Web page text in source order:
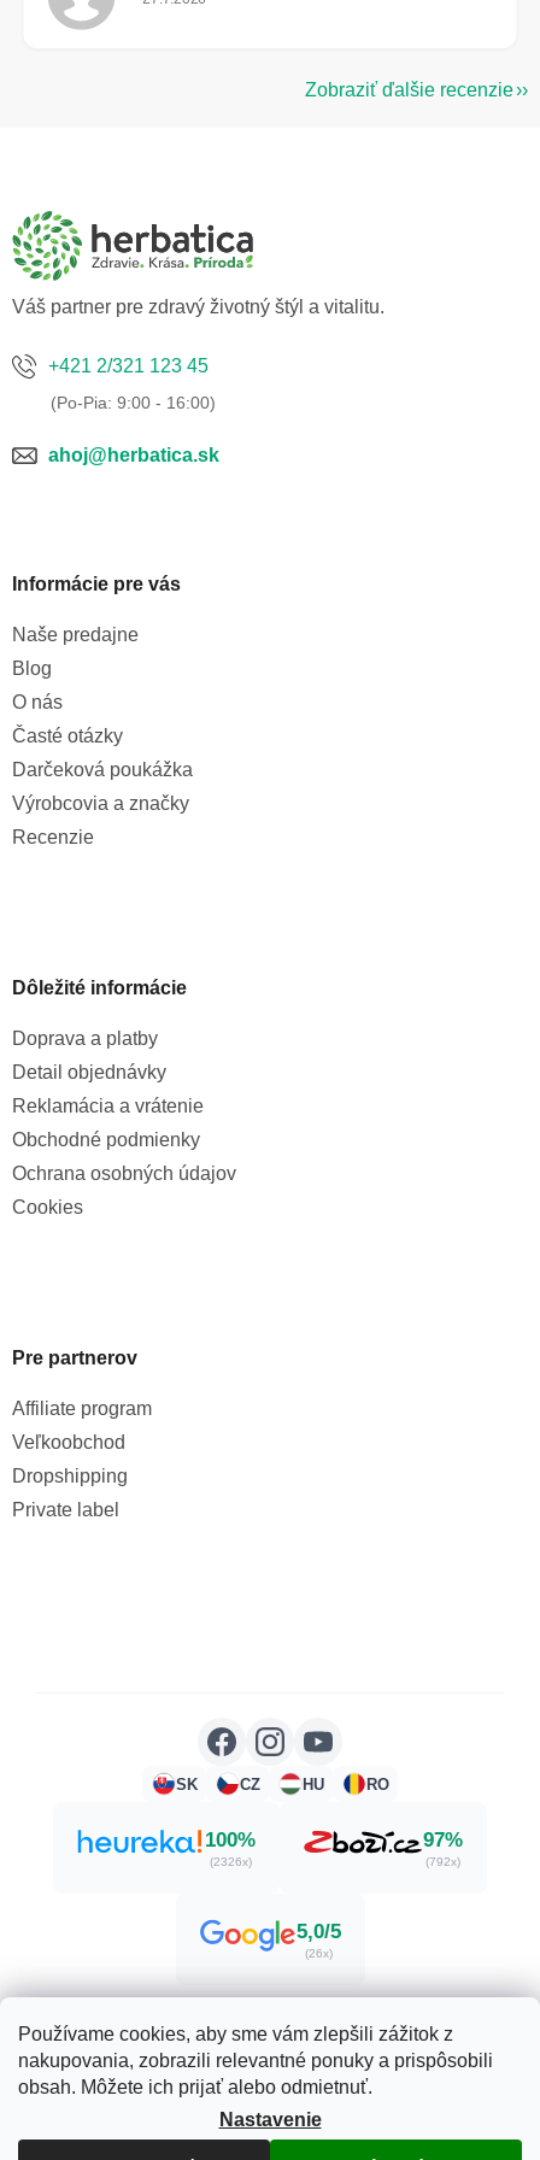
Používame cookies, aby sme vám zlepšili zážitok z
nakupovania, zobrazili relevantné ponuky a prispôsobili
obsah. Môžete ich prijať alebo odmietnuť.
Nastavenie
Zobraziť ďalšie recenzie
Váš partner pre zdravý životný štýl a vitalitu.
+421 2/321 123 45
ahoj@herbatica.sk
Informácie pre vás
Naše predajne
Blog
O nás
Časté otázky
Darčeková poukážka
Výrobcovia a značky
Recenzie
Dôležité informácie
Doprava a platby
Detail objednávky
Reklamácia a vrátenie
Obchodné podmienky
Ochrana osobných údajov
Cookies
Pre partnerov
Affiliate program
Veľkoobchod
Dropshipping
Private label
SK CZ HU RO
100%
(2326x)
97%
(792x)
5,0/5
(26x)
Vytvoril Shoptet
Copyright 2026Herbatica.sk. Všetky práva vyhradené.